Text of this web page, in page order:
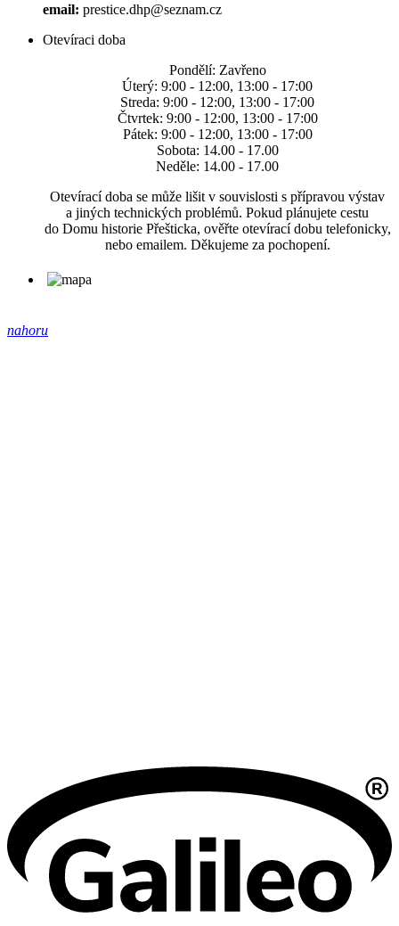
email: prestice.dhp@seznam.cz
Otevíraci doba
Pondělí: Zavřeno
Úterý: 9:00 - 12:00, 13:00 - 17:00
Streda: 9:00 - 12:00, 13:00 - 17:00
Čtvrtek: 9:00 - 12:00, 13:00 - 17:00
Pátek: 9:00 - 12:00, 13:00 - 17:00
Sobota: 14.00 - 17.00
Neděle: 14.00 - 17.00
Otevírací doba se může lišit v souvislosti s přípravou výstav
a jiných technických problémů. Pokud plánujete cestu
do Domu historie Přešticka, ověřte otevírací dobu telefonicky,
nebo emailem. Děkujeme za pochopení.
nahoru